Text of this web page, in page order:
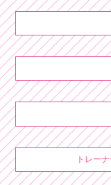
トレー